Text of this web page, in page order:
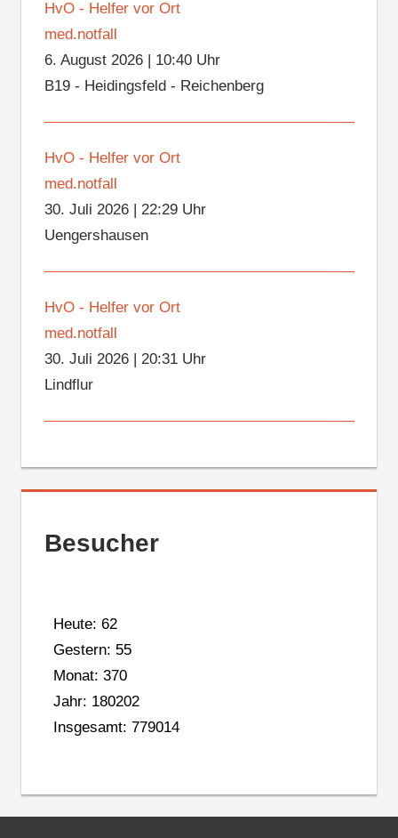
HvO - Helfer vor Ort
med.notfall
6. August 2026| 10:40 Uhr
B19 - Heidingsfeld - Reichenberg
HvO - Helfer vor Ort
med.notfall
30. Juli 2026| 22:29 Uhr
Uengershausen
HvO - Helfer vor Ort
med.notfall
30. Juli 2026| 20:31 Uhr
Lindflur
Besucher
Heute: 62
Gestern: 55
Monat: 370
Jahr: 180202
Insgesamt: 779014